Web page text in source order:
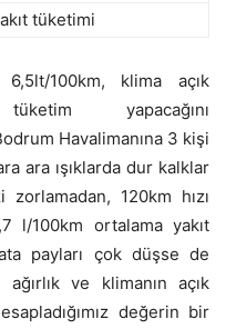
tüketimi
100km, klima açık
yapacağını
Havalimanına 3 kişi
ara ışıklarda dur kalklar
120km hızı
l/100km ortalama yakıt
payları çok düşse de
ve klimanın açık
değerin bir